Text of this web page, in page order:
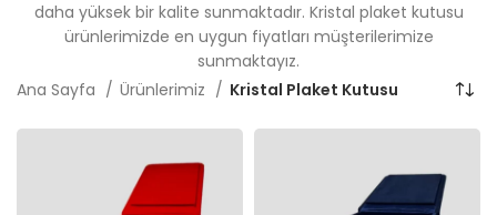
daha yüksek bir kalite sunmaktadır. Kristal plaket kutusu
ürünlerimizde en uygun fiyatları müşterilerimize
sunmaktayız.
Ana Sayfa
Ürünlerimiz Kristal Plaket Kutusu